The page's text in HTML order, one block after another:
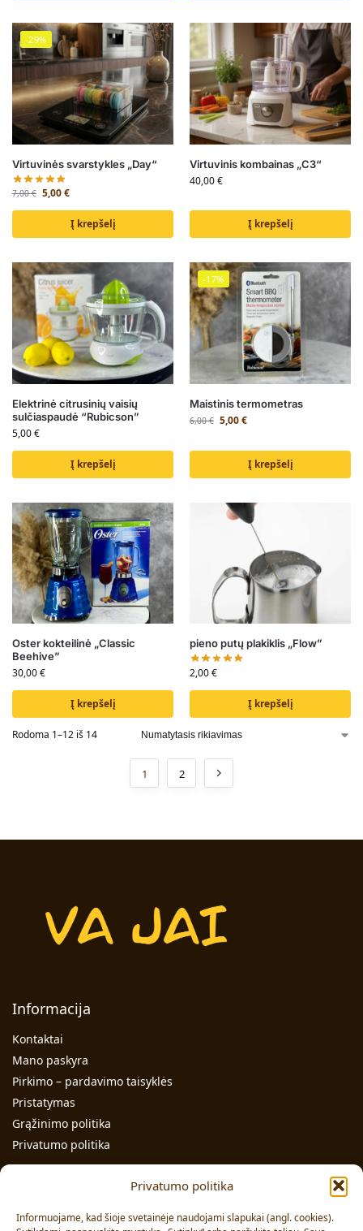
Privatumo politika
Informuojame, kad šioje svetainėje naudojami slapukai (angl. cookies).
-29%
Virtuvinės svarstykles „Day“
7,00€ 5,00€
Į krepšelį
Virtuvinis kombainas „C3“
40,00€
Į krepšelį
Elektrinė citrusinių vaisių
sulčiaspaudė “Rubicson”
5,00€
Į krepšelį
-17%
Maistinis termometras
6,00€ 5,00€
Į krepšelį
Oster kokteilinė „Classic
Beehive”
30,00€
Į krepšelį
pieno putų plakiklis „Flow”
2,00€
Į krepšelį
Rodoma 1–12 iš 14
1 2
Informacija
Kontaktai
Mano paskyra
Pirkimo – pardavimo taisyklės
Pristatymas
Grąžinimo politika
Privatumo politika
Individualios veiklos pažymos Nr.: 991331